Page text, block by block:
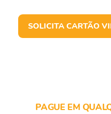
SOLICITA CARTÃO
PAGUE EM